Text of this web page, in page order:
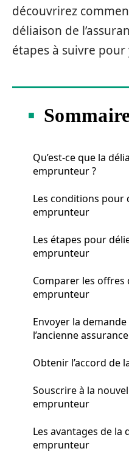
découvrirez
déliaison de
étapes à suivre pour
Qu’est-ce que la
emprunteur ?
Les conditions pour
emprunteur
Les étapes pour
emprunteur
Comparer les offres
emprunteur
Envoyer la
l’ancienne assurance
Obtenir l’accord de
Souscrire à la
emprunteur
Les avantages de la
emprunteur